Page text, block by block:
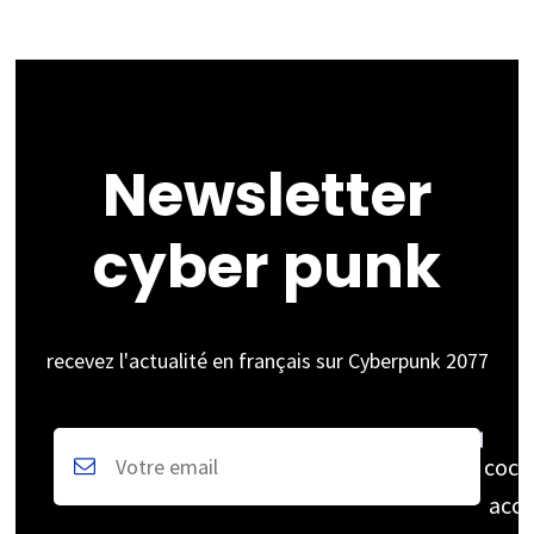
Newsletter
cyber punk
recevez l'actualité en français sur Cyberpunk 2077